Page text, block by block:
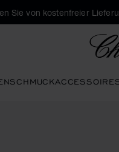
Sie von kostenfreier
SCHMUCK